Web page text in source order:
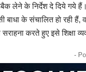
लेने के निर्देश दे दिये गये
बाधा के संचालित हो रही
करते हुए इसे शिक्षा
-